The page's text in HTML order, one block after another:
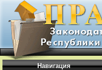
Навигация